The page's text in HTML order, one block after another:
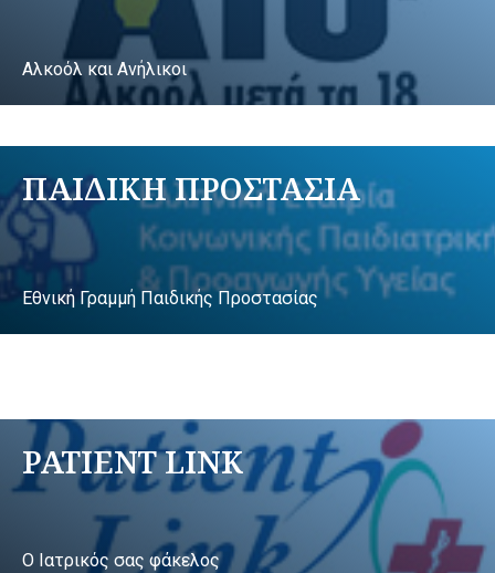
Αλκοόλ και Ανήλικοι
ΠΑΙΔΙΚΗ ΠΡΟΣΤΑΣΙΑ
Εθνική Γραμμή Παιδικής Προστασίας
PATIENT LINK
Ο Ιατρικός σας φάκελος